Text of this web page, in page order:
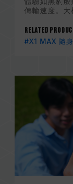
傳輸速度。
Related
#X1 MAX 隨